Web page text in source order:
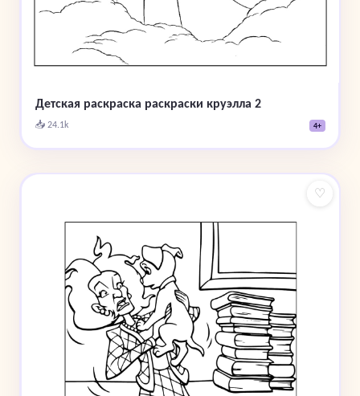
Детская раскраска раскраски круэлла 2
📥 24.1k 4+
♡